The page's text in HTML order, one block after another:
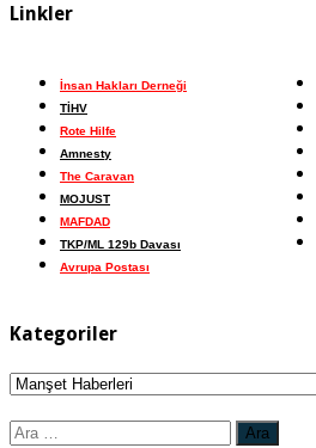
Linkler
İnsan Hakları Derneği
TİHV
Rote Hilfe
Amnesty
The Caravan
MOJUST
MAFDAD
TKP/ML 129b Davası
Avrupa Postası
Kategoriler
Kategoriler
Arama: